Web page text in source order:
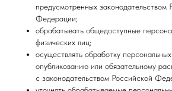
предусмотренных законодательством
Федерации;
обрабатывать общедоступные
физических лиц;
осуществлять обработку
опубликованию или обязательному
с законодательством Российской